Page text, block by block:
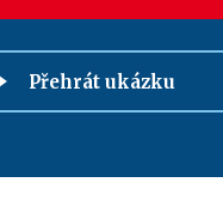
Přehrát ukázku